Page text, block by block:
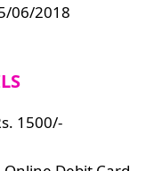
06/2018
1500/-